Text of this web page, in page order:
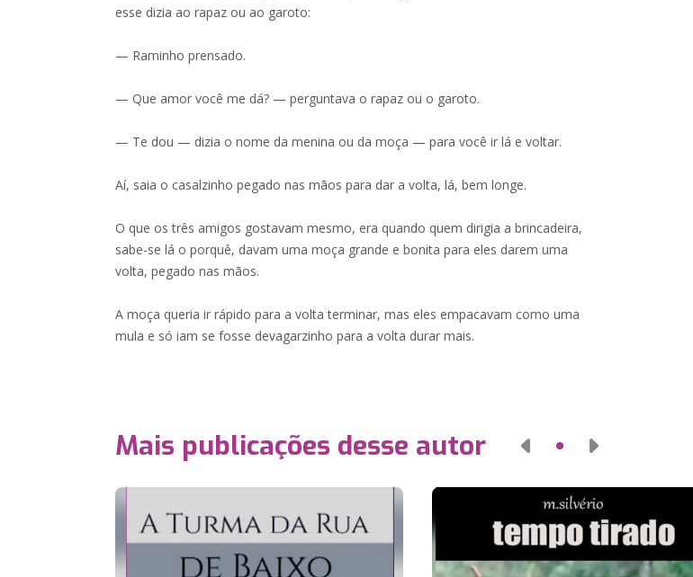
esse dizia ao rapaz ou ao garoto:
— Raminho prensado.
— Que amor você me dá? — perguntava o rapaz ou o garoto.
— Te dou — dizia o nome da menina ou da moça — para você ir lá e voltar.
Aí, saia o casalzinho pegado nas mãos para dar a volta, lá, bem longe.
O que os três amigos gostavam mesmo, era quando quem dirigia a brincadeira,
sabe-se lá o porquê, davam uma moça grande e bonita para eles darem uma
volta, pegado nas mãos.
A moça queria ir rápido para a volta terminar, mas eles empacavam como uma
mula e só iam se fosse devagarzinho para a volta durar mais.
Mais publicações desse autor